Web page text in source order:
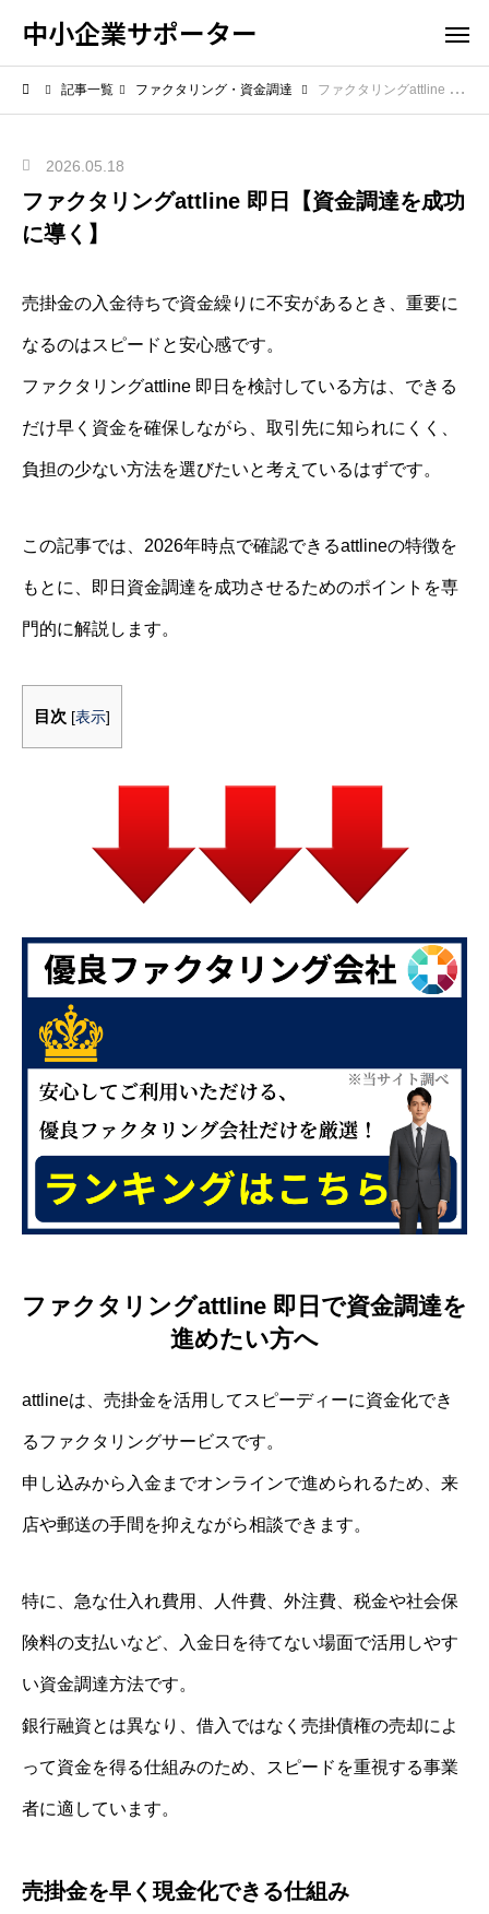
中小企業サポーター
記事一覧 ファクタリング・資金調達 ファクタリングattline 即日【資金調達を成功に導く】
2026.05.18
ファクタリングattline 即日【資金調達を成功
に導く】
売掛金の入金待ちで資金繰りに不安があるとき、重要に
なるのはスピードと安心感です。
ファクタリングattline 即日を検討している方は、できる
だけ早く資金を確保しながら、取引先に知られにくく、
負担の少ない方法を選びたいと考えているはずです。
この記事では、2026年時点で確認できるattlineの特徴を
もとに、即日資金調達を成功させるためのポイントを専
門的に解説します。
目次 [表示]
ファクタリングattline 即日で資金調達を
進めたい方へ
attlineは、売掛金を活用してスピーディーに資金化でき
るファクタリングサービスです。
申し込みから入金までオンラインで進められるため、来
店や郵送の手間を抑えながら相談できます。
特に、急な仕入れ費用、人件費、外注費、税金や社会保
険料の支払いなど、入金日を待てない場面で活用しやす
い資金調達方法です。
銀行融資とは異なり、借入ではなく売掛債権の売却によ
って資金を得る仕組みのため、スピードを重視する事業
者に適しています。
売掛金を早く現金化できる仕組み